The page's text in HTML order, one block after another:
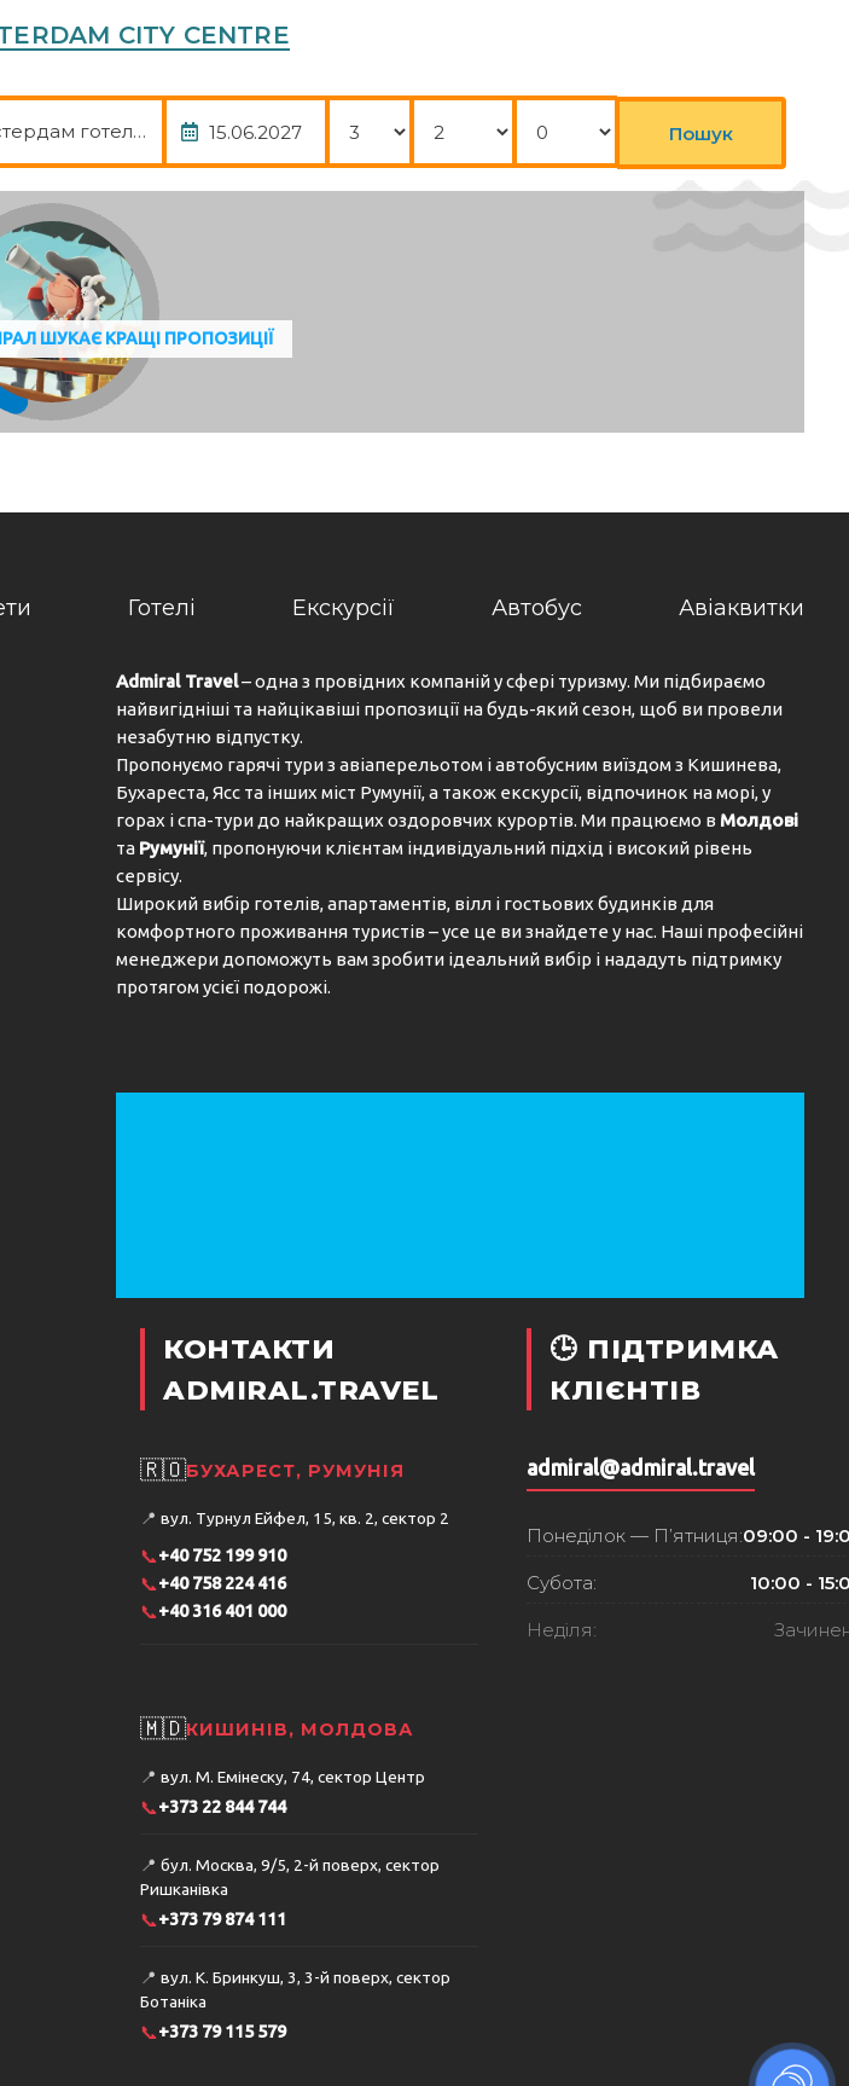
CITY CENTRE
готель, авіа, трансфер Пошук
ШУКАЄ КРАЩІ ПРОПОЗИЦІЇ
Готелі Екскурсії Автобус Авіаквитки
Admiral Travel– одна з провідних компаній у сфері туризму. Ми підбираємо
найвигідніші та найцікавіші пропозиції на будь-який сезон, щоб ви провели
незабутню відпустку.
Пропонуємо гарячі тури з авіаперельотом і автобусним виїздом з Кишинева,
Бухареста, Ясс та інших міст Румунії, а також екскурсії, відпочинок на морі, у
горах і спа-тури до найкращих оздоровчих курортів. Ми працюємо в Молдові
та Румунії, пропонуючи клієнтам індивідуальний підхід і високий рівень
сервісу.
Широкий вибір готелів, апартаментів, вілл і гостьових будинків для
комфортного проживання туристів – усе це ви знайдете у нас. Наші професійні
менеджери допоможуть вам зробити ідеальний вибір і нададуть підтримку
протягом усієї подорожі.
КОНТАКТИ
ADMIRAL.TRAVEL
🇷🇴БУХАРЕСТ, РУМУНІЯ
📍 вул. Турнул Ейфел, 15, кв. 2, сектор 2
📞+40 752 199 910
📞+40 758 224 416
📞+40 316 401 000
🇲🇩КИШИНІВ, МОЛДОВА
📍 вул. М. Емінеску, 74, сектор Центр
📞+373 22 844 744
📍 бул. Москва, 9/5, 2-й поверх, сектор
Ришканівка
📞+373 79 874 111
📍 вул. К. Бринкуш, 3, 3-й поверх, сектор
Ботаніка
📞+373 79 115 579
🕒 ПІДТРИМКА
КЛІЄНТІВ
admiral@admiral.travel
Понеділок — П’ятниця:09:00 -
Субота: 10:00 -
Неділя: